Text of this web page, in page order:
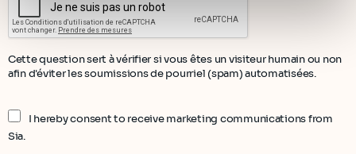
Politique de protection des données à caractère
personnel.
Cette question sert à vérifier si vous êtes un visiteur humain ou non
afin d'éviter les soumissions de pourriel (spam) automatisées.
I hereby consent to receive marketing communications from
Sia.